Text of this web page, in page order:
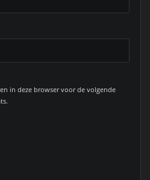
in deze browser voor de volgende